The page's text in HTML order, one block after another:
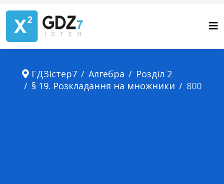
ГДЗІстер7 Алгебра
Розділ 2
§ 19. Розкладання на множники
800